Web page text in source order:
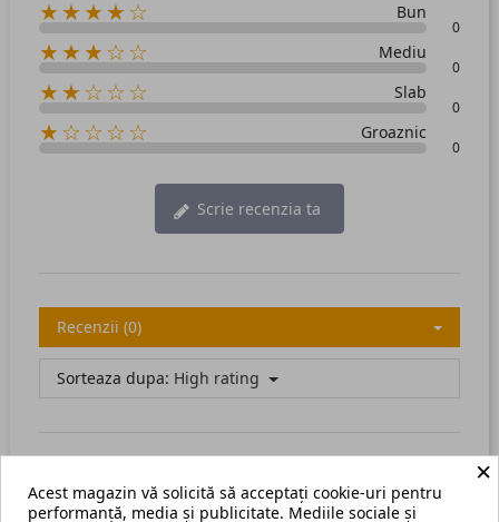
★★★★☆ Bun
0
★★★☆☆ Mediu
0
★★☆☆☆ Slab
0
★☆☆☆☆ Groaznic
0
Scrie recenzia ta
Recenzii (0)
Sorteaza dupa: High rating
There are no available reviews.Scrie recenzia ta.
×
Acest magazin vă solicită să acceptați cookie-uri pentru
performanță, media și publicitate. Mediile sociale și